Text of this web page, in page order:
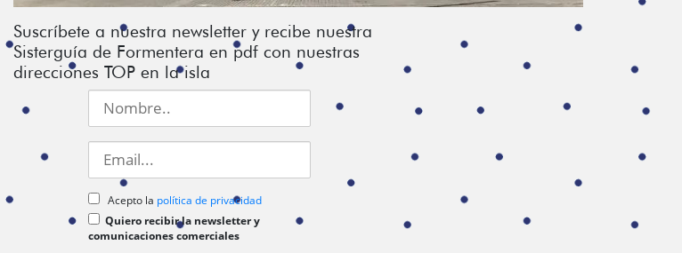
Suscríbete a nuestra newsletter y recibe nuestra
Sisterguía de Formentera en pdf con nuestras
direcciones TOP en la isla
Acepto la política de privacidad
Quiero recibir la newsletter y
comunicaciones comerciales